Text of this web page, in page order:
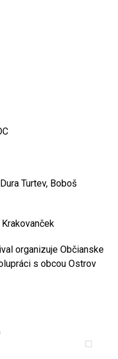
Turtev, Boboš
organizuje Občianske
s obcou Ostrov